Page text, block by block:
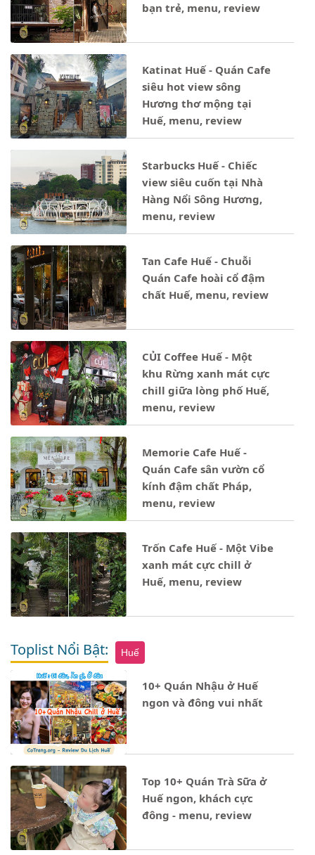
bạn trẻ, menu, review
Katinat Huế - Quán Cafe
siêu hot view sông
Hương thơ mộng tại
Huế, menu, review
Starbucks Huế - Chiếc
view siêu cuốn tại Nhà
Hàng Nổi Sông Hương,
menu, review
Tan Cafe Huế - Chuỗi
Quán Cafe hoài cổ đậm
chất Huế, menu, review
CỦI Coffee Huế - Một
khu Rừng xanh mát cực
chill giữa lòng phố Huế,
menu, review
Memorie Cafe Huế -
Quán Cafe sân vườn cổ
kính đậm chất Pháp,
menu, review
Trốn Cafe Huế - Một Vibe
xanh mát cực chill ở
Huế, menu, review
Toplist Nổi Bật: Huế
10+ Quán Nhậu ở Huế
ngon và đông vui nhất
Top 10+ Quán Trà Sữa ở
Huế ngon, khách cực
đông - menu, review
Notice: Undefined property: stdClass::$ten_loai in